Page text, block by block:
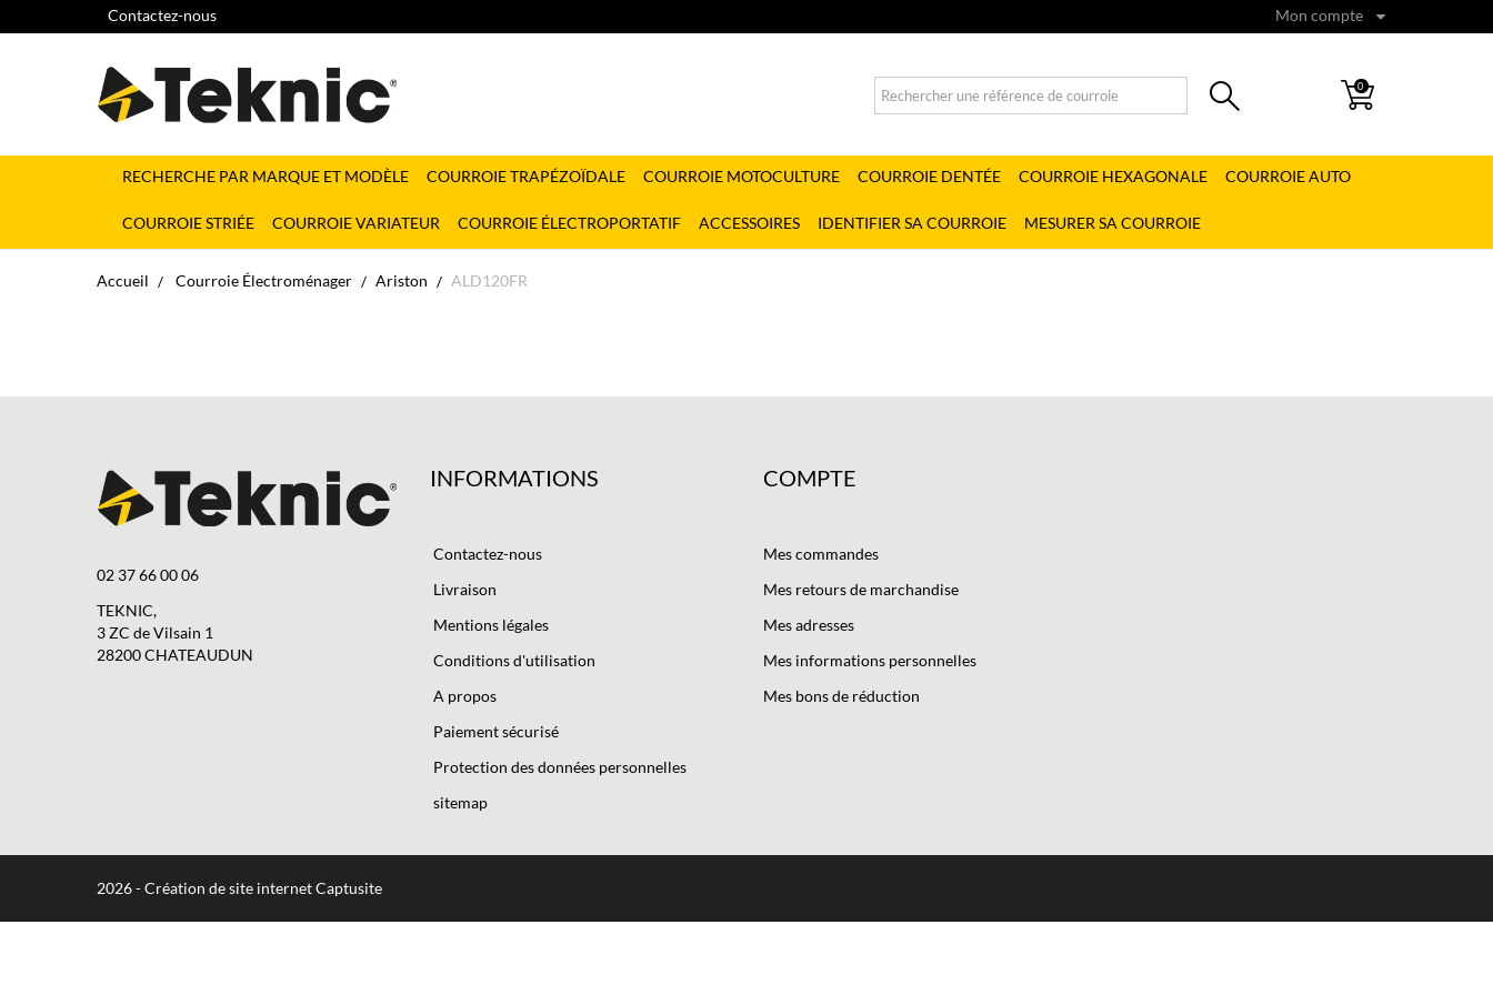
Mon compte
Contactez-nous
0
RECHERCHE PAR MARQUE ET MODÈLE COURROIE TRAPÉZOÏDALE COURROIE MOTOCULTURE COURROIE DENTÉE COURROIE HEXAGONALE COURROIE AUTO
COURROIE STRIÉE COURROIE VARIATEUR COURROIE ÉLECTROPORTATIF ACCESSOIRES IDENTIFIER SA COURROIE MESURER SA COURROIE
Accueil Courroie Électroménager Ariston ALD120FR
02 37 66 00 06
TEKNIC,
3 ZC de Vilsain 1
28200 CHATEAUDUN
INFORMATIONS
Contactez-nous
Livraison
Mentions légales
Conditions d'utilisation
A propos
Paiement sécurisé
Protection des données personnelles
sitemap
COMPTE
Mes commandes
Mes retours de marchandise
Mes adresses
Mes informations personnelles
Mes bons de réduction
2026 - Création de site internet Captusite